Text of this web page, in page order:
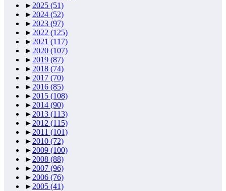
► 2025 (51)
► 2024 (52)
► 2023 (97)
► 2022 (125)
► 2021 (117)
► 2020 (107)
► 2019 (87)
► 2018 (74)
► 2017 (70)
► 2016 (85)
► 2015 (108)
► 2014 (90)
► 2013 (113)
► 2012 (115)
► 2011 (101)
► 2010 (72)
► 2009 (100)
► 2008 (88)
► 2007 (96)
► 2006 (76)
► 2005 (41)